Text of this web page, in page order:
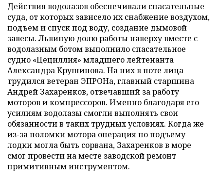
Действия водолазов обеспечивали спасательные
суда, от которых зависело их снабжение воздухом,
подъем и спуск под воду, создание дымовой
завесы. Львиную долю работы наверху вместе с
водолазным ботом выполнило спасательное
судно «Цециллия» младшего лейтенанта
Александра Крушинова. На них в поте лица
трудился ветеран ЭПРОНа, главный старшина
Андрей Захаренков, отвечавший за работу
моторов и компрессоров. Именно благодаря его
усилиям водолазы смогли выполнять свои
обязанности в таких трудных условиях. Когда же
из-за поломки мотора операция по подъему
лодки могла быть сорвана, Захаренков в море
смог провести на месте заводской ремонт
примитивным инструментом.